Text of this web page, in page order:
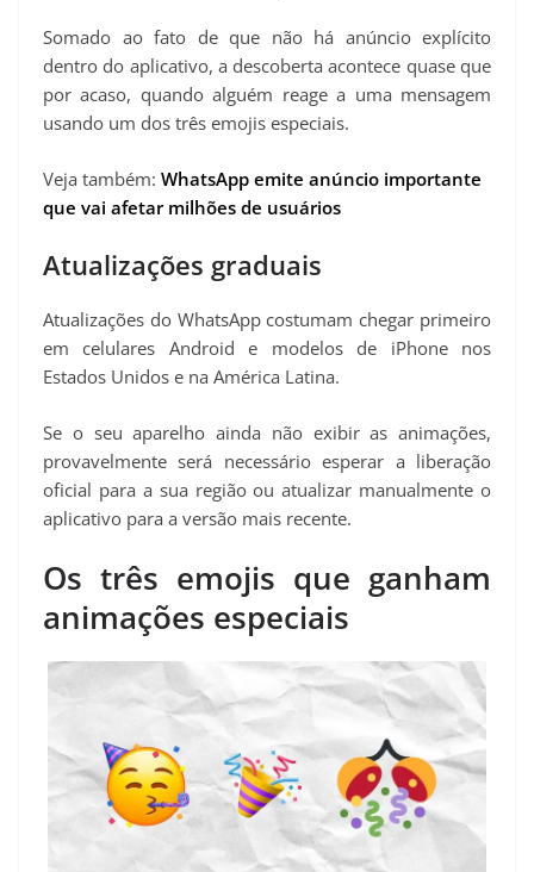
Somado ao fato de que não há anúncio explícito
dentro do aplicativo, a descoberta acontece quase que
por acaso, quando alguém reage a uma mensagem
usando um dos três emojis especiais.
Veja também: WhatsApp emite anúncio importante
que vai afetar milhões de usuários
Atualizações graduais
Atualizações do WhatsApp costumam chegar primeiro
em celulares Android e modelos de iPhone nos
Estados Unidos e na América Latina.
Se o seu aparelho ainda não exibir as animações,
provavelmente será necessário esperar a liberação
oficial para a sua região ou atualizar manualmente o
aplicativo para a versão mais recente.
Os três emojis que ganham
animações especiais